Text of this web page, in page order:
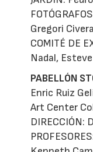
Gregori Civera
COMITÉ DE
Nadal,
PABELLÓN
Enric Ruiz
Art Center
DIRECCIÓN: